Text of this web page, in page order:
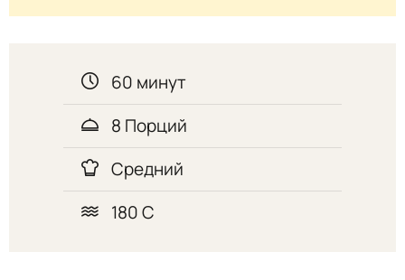
60 минут
8 Порций
Средний
180 С